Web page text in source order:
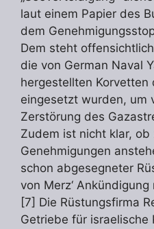
laut einem Papier des
dem
Dem steht
die von German Naval
hergestellten Korvetten
eingesetzt wurden, um
Zerstörung des
Zudem ist nicht klar,
Genehmigungen
schon abgesegneter
von Merz‘
[7] Die Rüstungsfirma
Getriebe für israelische